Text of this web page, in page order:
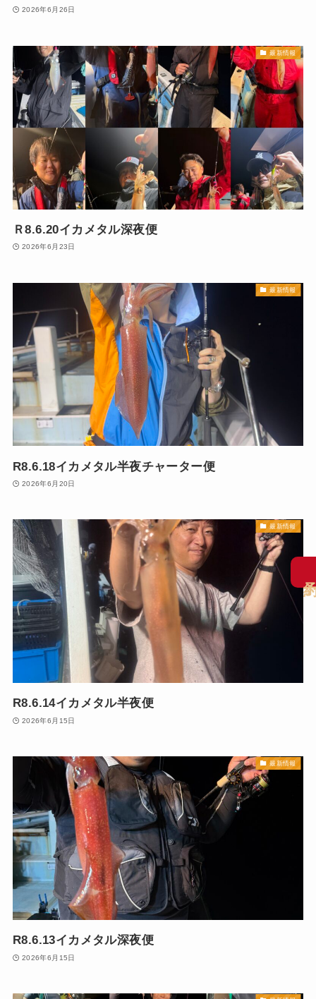
2026年6月26日
最新情報
Ｒ8.6.20イカメタル深夜便
2026年6月23日
最新情報
R8.6.18イカメタル半夜チャーター便
2026年6月20日
最新情報
R8.6.14イカメタル半夜便
2026年6月15日
最新情報
R8.6.13イカメタル深夜便
2026年6月15日